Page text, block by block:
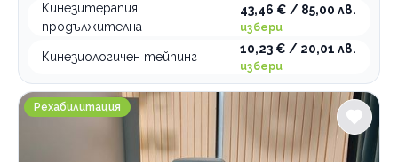
Кинезитерапия
продължителна
43,46 € / 85,00 лв.
избери
Кинезиологичен тейпинг
10,23 € / 20,01 лв.
избери
МЦ Santilux
Рехабилитация